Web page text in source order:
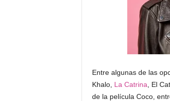
Entre algunas de las
Khalo, La Catrina , El
de la película Coco,